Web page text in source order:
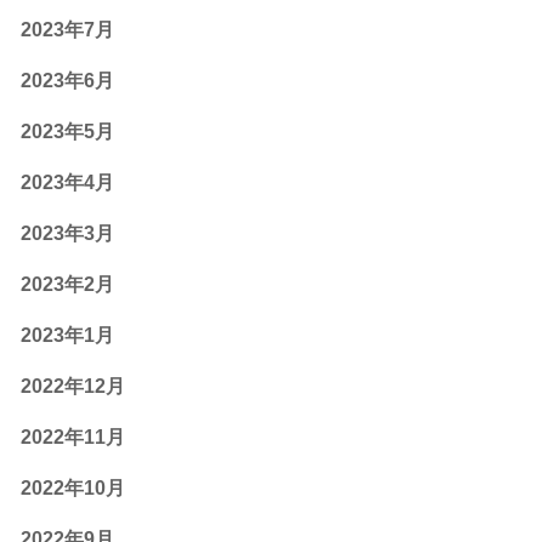
2023年7月
2023年6月
2023年5月
2023年4月
2023年3月
2023年2月
2023年1月
2022年12月
2022年11月
2022年10月